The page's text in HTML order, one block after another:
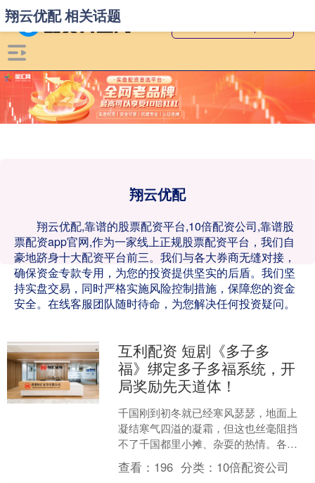
翔云优配
翔云优配,靠谱的股票配资平台,10倍配资公司,靠谱股
票配资app官网,作为一家线上正规股票配资平台，我们自
豪地跻身十大配资平台前三。我们与各大券商无缝对接，
确保资金专款专用，为您的投资提供坚实的后盾。我们坚
持实盘交易，同时严格实施风险控制措施，保障您的资金
安全。在线客服团队随时待命，为您解决任何投资疑问。
翔云优配 相关话题
互利配资 短剧《多子多
福》绑定多子多福系统，开
局奖励先天道体！
千国刚到初冬就已经寒风瑟瑟，地面上
凝结寒气四溢的凝霜，但这也丝毫阻挡
不了千国都里小摊、杂耍的热情。各个
巷口热闹非凡，人群拥挤。千国史上最
年轻、最凶悍的将军应招回....
查看： 196 分类： 10倍配资公司